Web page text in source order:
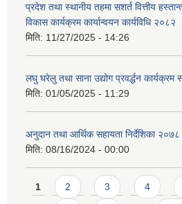
प्रदेश तथा स्थानीय तहमा सशर्त वित्तीय
विकास कार्यक्रम कार्यान्वयन कार्यविधि २०८२
मिति: 11/27/2025 - 14:26
लघु घरेलु तथा साना उद्योग प्रवर्द्धन कार्यक्रम
मिति: 01/05/2025 - 11:29
अनुदान तथा आर्थिक सहायता निर्देशिका २०७८
मिति: 08/16/2024 - 00:00
Pages
1 2 3 4